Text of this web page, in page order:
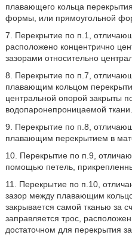
плавающего кольца
формы, или прямоугольной
7. Перекрытие по п.1,
расположено концентрично
зазорами относительно
8. Перекрытие по п.7,
плавающим кольцом
центральной опорой закрыты
водопаронепроницаемой ткани.
9. Перекрытие по п.8,
плавающим перекрытием в
10. Перекрытие по п.9,
помощью петель,
11. Перекрытие по п.10,
зазор между плавающим
закрывается самой тканью за
заправляется трос,
достаточном для перекрытия